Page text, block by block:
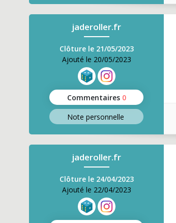
jaderoller.fr
Clôture le 21/05/2023
Ajouté le 20/05/2023
Commentaires 0
Note personnelle
jaderoller.fr
Clôture le 24/04/2023
Ajouté le 22/04/2023